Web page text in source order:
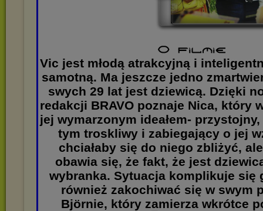
Vic jest młodą atrakcyjną i
samotną. Ma jeszcze jedno
swych 29 lat jest dziewicą. Dzięki
redakcji BRAVO poznaje Nica, który
jej wymarzonym ideałem-
tym troskliwy i zabiegający o jej
chciałaby się do niego zbliżyć,
obawia się, że fakt, że jest
wybranka. Sytuacja komplikuje się
również zakochiwać się w swym
Björnie, który zamierza wkrótce